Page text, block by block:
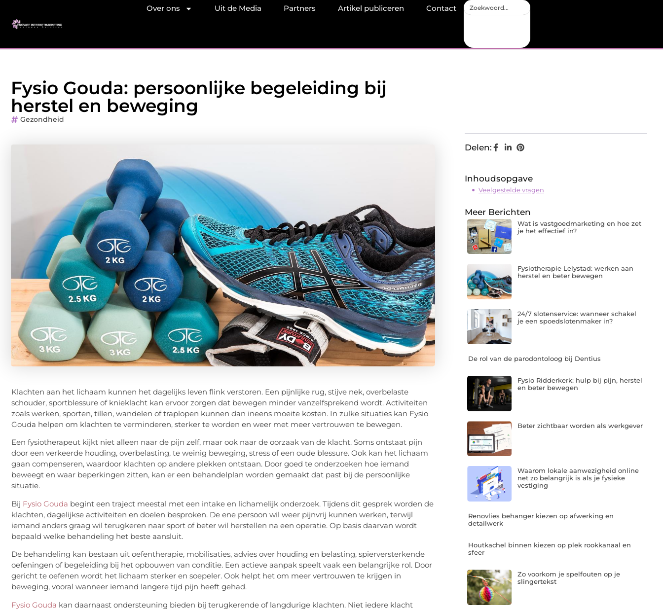
Over ons Uit de Media Partners Artikel publiceren Contact
Fysio Gouda: persoonlijke begeleiding bij
herstel en beweging
Gezondheid
Klachten aan het lichaam kunnen het dagelijks leven flink verstoren. Een pijnlijke rug, stijve nek, overbelaste
schouder, sportblessure of knieklacht kan ervoor zorgen dat bewegen minder vanzelfsprekend wordt. Activiteiten
zoals werken, sporten, tillen, wandelen of traplopen kunnen dan ineens moeite kosten. In zulke situaties kan Fysio
Gouda helpen om klachten te verminderen, sterker te worden en weer met meer vertrouwen te bewegen.
Een fysiotherapeut kijkt niet alleen naar de pijn zelf, maar ook naar de oorzaak van de klacht. Soms ontstaat pijn
door een verkeerde houding, overbelasting, te weinig beweging, stress of een oude blessure. Ook kan het lichaam
gaan compenseren, waardoor klachten op andere plekken ontstaan. Door goed te onderzoeken hoe iemand
beweegt en waar beperkingen zitten, kan er een behandelplan worden gemaakt dat past bij de persoonlijke
situatie.
Bij Fysio Gouda begint een traject meestal met een intake en lichamelijk onderzoek. Tijdens dit gesprek worden de
klachten, dagelijkse activiteiten en doelen besproken. De ene persoon wil weer pijnvrij kunnen werken, terwijl
iemand anders graag wil terugkeren naar sport of beter wil herstellen na een operatie. Op basis daarvan wordt
bepaald welke behandeling het beste aansluit.
De behandeling kan bestaan uit oefentherapie, mobilisaties, advies over houding en belasting, spierversterkende
oefeningen of begeleiding bij het opbouwen van conditie. Een actieve aanpak speelt vaak een belangrijke rol. Door
gericht te oefenen wordt het lichaam sterker en soepeler. Ook helpt het om meer vertrouwen te krijgen in
beweging, vooral wanneer iemand langere tijd pijn heeft gehad.
Fysio Gouda kan daarnaast ondersteuning bieden bij terugkerende of langdurige klachten. Niet iedere klacht
Delen:
Inhoudsopgave
Veelgestelde vragen
Meer Berichten
Wat is vastgoedmarketing en hoe zet
je het effectief in?
Fysiotherapie Lelystad: werken aan
herstel en beter bewegen
24/7 slotenservice: wanneer schakel
je een spoedslotenmaker in?
De rol van de parodontoloog bij Dentius
Fysio Ridderkerk: hulp bij pijn, herstel
en beter bewegen
Beter zichtbaar worden als werkgever
Waarom lokale aanwezigheid online
net zo belangrijk is als je fysieke
vestiging
Renovlies behanger kiezen op afwerking en
detailwerk
Houtkachel binnen kiezen op plek rookkanaal en
sfeer
Zo voorkom je spelfouten op je
slingertekst